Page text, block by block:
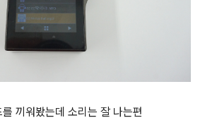
끼워봤는데 소리는 잘 나는편